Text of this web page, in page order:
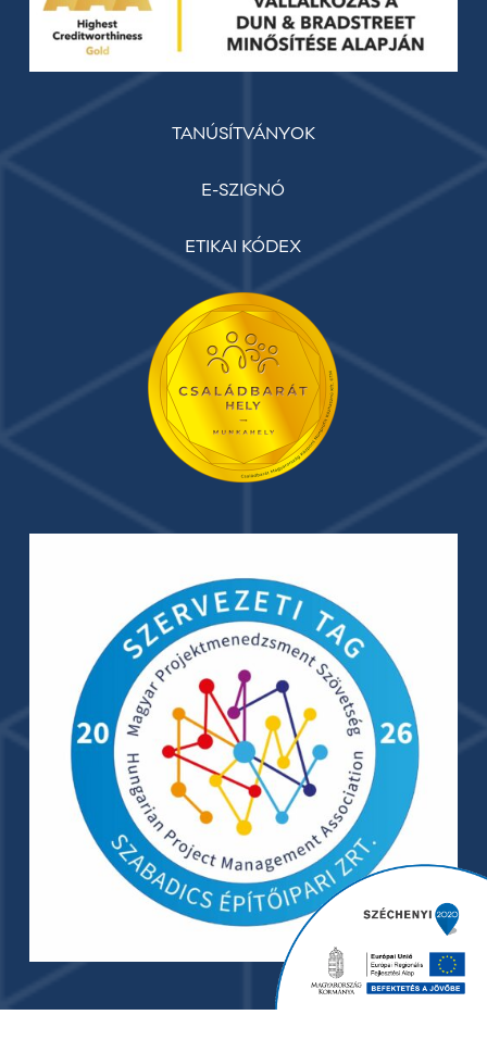
TANÚSÍTVÁNYOK
E-SZIGNÓ
ETIKAI KÓDEX